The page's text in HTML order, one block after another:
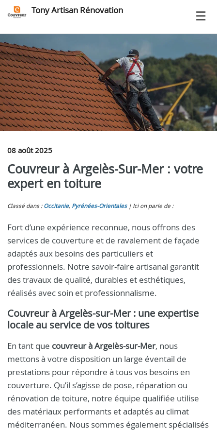
Tony Artisan Rénovation
08 août 2025
Couvreur à Argelès-Sur-Mer : votre
expert en toiture
Classé dans : Occitanie, Pyrénées-Orientales Ici on parle de :
Fort d’une expérience reconnue, nous offrons des
services de couverture et de ravalement de façade
adaptés aux besoins des particuliers et
professionnels. Notre savoir-faire artisanal garantit
des travaux de qualité, durables et esthétiques,
réalisés avec soin et professionnalisme.
Couvreur à Argelès-sur-Mer : une expertise
locale au service de vos toitures
En tant que couvreur à Argelès-sur-Mer, nous
mettons à votre disposition un large éventail de
prestations pour répondre à tous vos besoins en
couverture. Qu’il s’agisse de pose, réparation ou
rénovation de toiture, notre équipe qualifiée utilise
des matériaux performants et adaptés au climat
méditerranéen. Nous sommes également spécialisés